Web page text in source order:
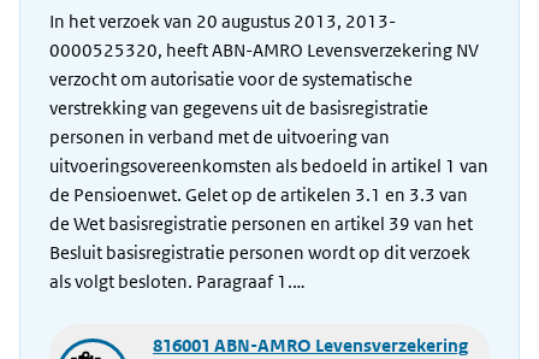
In het verzoek van 20 augustus 2013, 2013-
0000525320, heeft ABN-AMRO Levensverzekering NV
verzocht om autorisatie voor de systematische
verstrekking van gegevens uit de basisregistratie
personen in verband met de uitvoering van
uitvoeringsovereenkomsten als bedoeld in artikel 1 van
de Pensioenwet. Gelet op de artikelen 3.1 en 3.3 van
de Wet basisregistratie personen en artikel 39 van het
Besluit basisregistratie personen wordt op dit verzoek
als volgt besloten. Paragraaf 1.…
816001 ABN-AMRO Levensverzekering